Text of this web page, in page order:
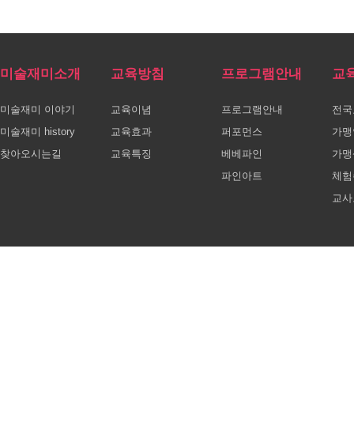
미술재미소개
미술재미 이야기
미술재미 history
찾아오시는길
교육방침
교육이념
교육효과
교육특징
프로그램안내
프로그램안내
퍼포먼스
베베파인
파인아트
교
전
가
가
체
교